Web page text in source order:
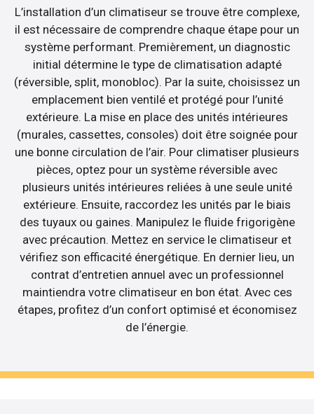
L’installation d’un climatiseur se trouve être complexe,
il est nécessaire de comprendre chaque étape pour un
système performant. Premièrement, un diagnostic
initial détermine le type de climatisation adapté
(réversible, split, monobloc). Par la suite, choisissez un
emplacement bien ventilé et protégé pour l’unité
extérieure. La mise en place des unités intérieures
(murales, cassettes, consoles) doit être soignée pour
une bonne circulation de l’air. Pour climatiser plusieurs
pièces, optez pour un système réversible avec
plusieurs unités intérieures reliées à une seule unité
extérieure. Ensuite, raccordez les unités par le biais
des tuyaux ou gaines. Manipulez le fluide frigorigène
avec précaution. Mettez en service le climatiseur et
vérifiez son efficacité énergétique. En dernier lieu, un
contrat d’entretien annuel avec un professionnel
maintiendra votre climatiseur en bon état. Avec ces
étapes, profitez d’un confort optimisé et économisez
de l’énergie.